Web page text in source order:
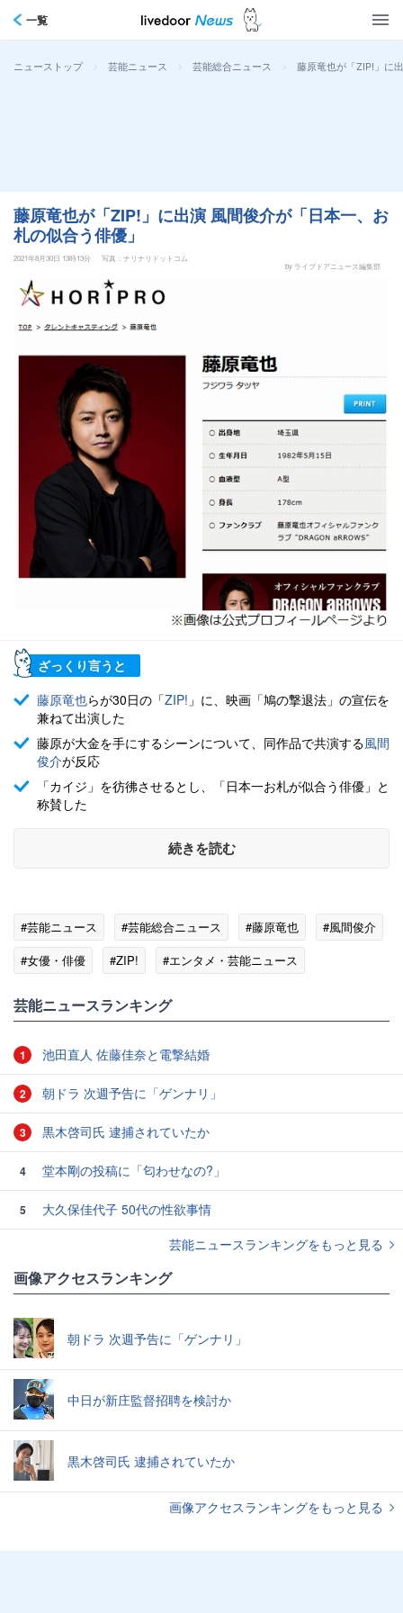
一覧
ニューストップ > 芸能ニュース > 芸能総合ニュース > 藤原竜也が「ZIP!」に
藤原竜也が「ZIP!」に出演 風間俊介が「日本一、お
札の似合う俳優」
2021年8月30日 13時13分
写真：ナリナリドットコム
by ライブドアニュース編集部
ざっくり言うと
藤原竜也らが30日の「ZIP! 」に、映画「鳩の撃退法」の宣伝を
兼ねて出演した
藤原が大金を手にするシーンについて、同作品で共演する風間
俊介が反応
「カイジ」を彷彿させるとし、「日本一お札が似合う俳優」と
称賛した
続きを読む
#芸能ニュース #芸能総合ニュース #藤原竜也
#風間俊介
#女優・俳優
#ZIP! #エンタメ・芸能ニュース
芸能ニュースランキング
1 池田直人 佐藤佳奈と電撃結婚
2 朝ドラ 次週予告に「ゲンナリ」
3 黒木啓司氏 逮捕されていたか
4 堂本剛の投稿に「匂わせなの?」
5
大久保佳代子 50代の性欲事情
芸能ニュースランキングをもっと見る
画像アクセスランキング
朝ドラ 次週予告に「ゲンナリ」
中日が新庄監督招聘を検討か
黒木啓司氏 逮捕されていたか
画像アクセスランキングをもっと見る